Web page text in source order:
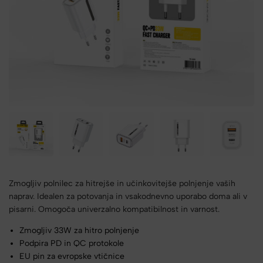
Zmogljiv polnilec za hitrejše in učinkovitejše polnjenje vaših
naprav. Idealen za potovanja in vsakodnevno uporabo doma ali v
pisarni. Omogoča univerzalno kompatibilnost in varnost.
Zmogljiv 33W za hitro polnjenje
Podpira PD in QC protokole
EU pin za evropske vtičnice